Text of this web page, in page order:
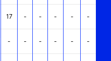
17 - - - - -
- - - - - -